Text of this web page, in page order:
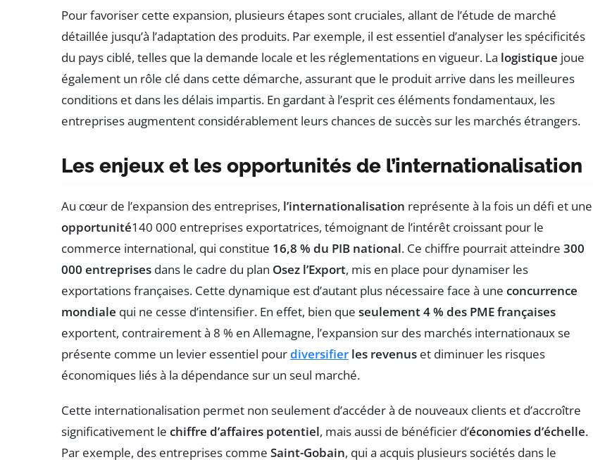
Pour favoriser cette expansion, plusieurs étapes sont cruciales, allant de l’étude de marché
détaillée jusqu’à l’adaptation des produits. Par exemple, il est essentiel d’analyser les spécificités
du pays ciblé, telles que la demande locale et les réglementations en vigueur. La logistique joue
également un rôle clé dans cette démarche, assurant que le produit arrive dans les meilleures
conditions et dans les délais impartis. En gardant à l’esprit ces éléments fondamentaux, les
entreprises augmentent considérablement leurs chances de succès sur les marchés étrangers.
Les enjeux et les opportunités de l’internationalisation
Au cœur de l’expansion des entreprises, l’internationalisation représente à la fois un défi et une
opportunité140 000 entreprises exportatrices, témoignant de l’intérêt croissant pour le
commerce international, qui constitue 16,8 % du PIB national. Ce chiffre pourrait atteindre 300
000 entreprises dans le cadre du plan Osez l’Export, mis en place pour dynamiser les
exportations françaises. Cette dynamique est d’autant plus nécessaire face à une concurrence
mondiale qui ne cesse d’intensifier. En effet, bien que seulement 4 % des PME françaises
exportent, contrairement à 8 % en Allemagne, l’expansion sur des marchés internationaux se
présente comme un levier essentiel pourdiversifier les revenus et diminuer les risques
économiques liés à la dépendance sur un seul marché.
Cette internationalisation permet non seulement d’accéder à de nouveaux clients et d’accroître
significativement le chiffre d’affaires potentiel, mais aussi de bénéficier d’économies d’échelle.
Par exemple, des entreprises comme Saint-Gobain, qui a acquis plusieurs sociétés dans le